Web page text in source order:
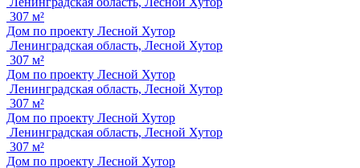
307 м²
Дом по проекту Лесной Хутор
Ленинградская область, Лесной Хутор
307 м²
Дом по проекту Лесной Хутор
Ленинградская область, Лесной Хутор
307 м²
Дом по проекту Лесной Хутор
Ленинградская область, Лесной Хутор
307 м²
Дом по проекту Лесной Хутор